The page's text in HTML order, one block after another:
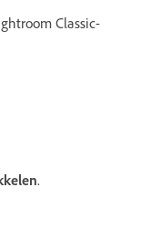
Classic-
.